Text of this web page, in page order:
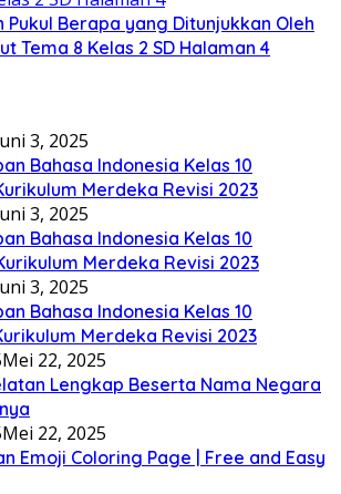
Pukul Berapa yang Ditunjukkan Oleh
Tema 8 Kelas 2 SD Halaman 4
3, 2025
Bahasa Indonesia Kelas 10
Merdeka Revisi 2023
3, 2025
Bahasa Indonesia Kelas 10
Merdeka Revisi 2023
3, 2025
Bahasa Indonesia Kelas 10
Merdeka Revisi 2023
Mei 22, 2025
Lengkap Beserta Nama Negara
Mei 22, 2025
Emoji Coloring Page | Free and Easy